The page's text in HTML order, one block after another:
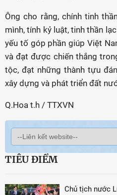
Ông cho rằng, chính tinh
mình, tính kỷ luật, tinh thần
yếu tố góp phần giúp Việt
và đạt được chiến thắng
tộc, đạt những thành tựu
xây dựng và phát triển đất
Q.Hoa t.h / TTXVN
TIÊU ĐIỂM
Chủ tịch nước